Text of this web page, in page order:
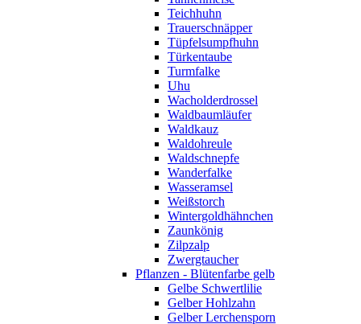
Teichhuhn
Trauerschnäpper
Tüpfelsumpfhuhn
Türkentaube
Turmfalke
Uhu
Wacholderdrossel
Waldbaumläufer
Waldkauz
Waldohreule
Waldschnepfe
Wanderfalke
Wasseramsel
Weißstorch
Wintergoldhähnchen
Zaunkönig
Zilpzalp
Zwergtaucher
Pflanzen - Blütenfarbe gelb
Gelbe Schwertlilie
Gelber Hohlzahn
Gelber Lerchensporn